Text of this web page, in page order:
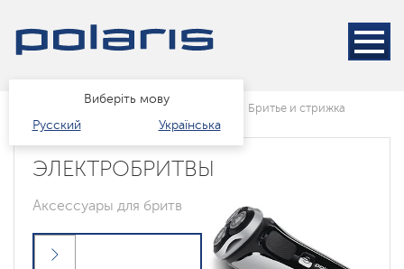
Виберіть мову
Русский
Українська
Каталог краса і здоров'я Бритье и стрижка
ЭЛЕКТРОБРИТВЫ
Аксессуары для бритв